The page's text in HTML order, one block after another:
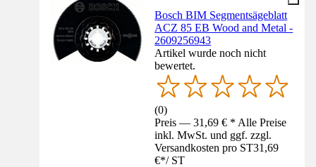
Bosch BIM Segmentsägeblatt
ACZ 85 EB Wood and Metal -
2609256943
Artikel wurde noch nicht
bewertet.
(0)
Preis — 31,69 € * Alle Preise
inkl. MwSt. und ggf. zzgl.
Versandkosten pro ST31,69
€*/ ST